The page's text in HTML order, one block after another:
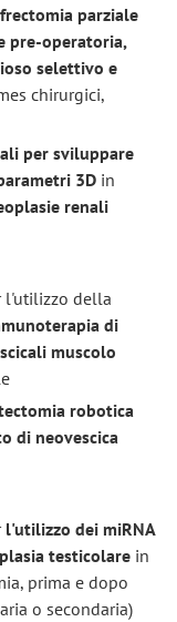
parziale
pre-operatoria,
selettivo e
chirurgici,
per sviluppare
3D in
renali
l'utilizzo della
di
muscolo
robotica
di neovescica
l'utilizzo dei miRNA
testicolarein
prima e dopo
o secondaria)